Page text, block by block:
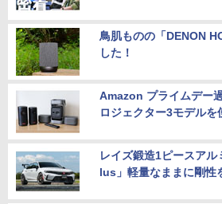
鳥肌ものの「DENON
した！
Amazon プライムデー
ロジェクター3モデルを
レイズ鍛造1ピースア
lus」軽量なままに剛性